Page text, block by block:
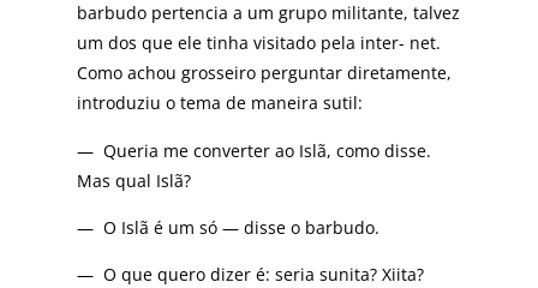
barbudo pertencia a um grupo militante, talvez
um dos que ele tinha visitado pela inter- net.
Como achou grosseiro perguntar diretamente,
introduziu o tema de maneira sutil:
— Queria me converter ao Islã, como disse.
Mas qual Islã?
— O Islã é um só — disse o barbudo.
— O que quero dizer é: seria sunita? Xiita?